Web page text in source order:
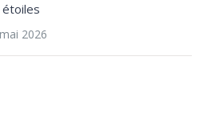
2026